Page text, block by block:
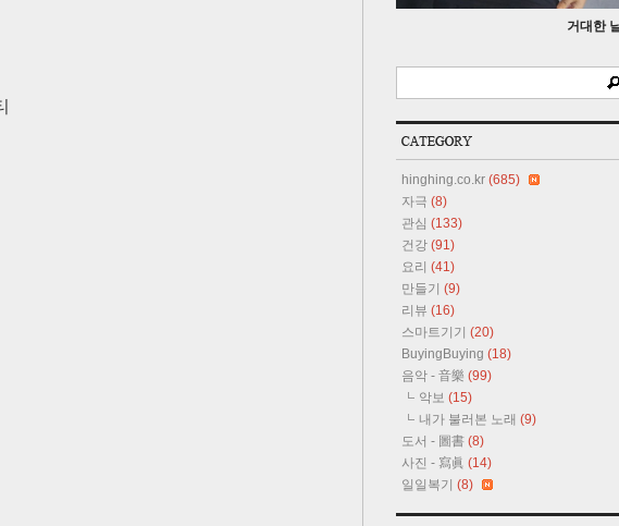
거대한
hinghing.co.kr (685)
자극 (8)
관심 (133)
건강 (91)
요리 (41)
만들기 (9)
리뷰 (16)
스마트기기 (20)
BuyingBuying (18)
음악 - 音樂 (99)
악보 (15)
내가 불러본 노래 (9)
도서 - 圖書 (8)
사진 - 寫眞 (14)
일일복기 (8)